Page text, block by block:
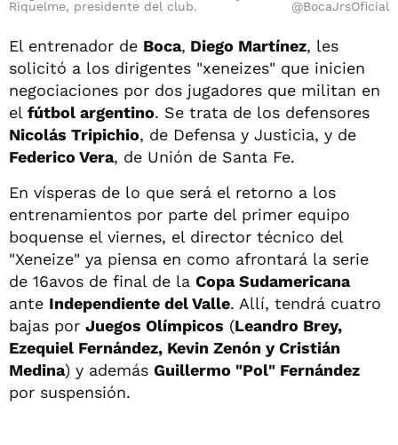
Riquelme, presidente del club.
@BocaJrsOficial
El entrenador de Boca, Diego Martínez, les
solicitó a los dirigentes "xeneizes" que inicien
negociaciones por dos jugadores que militan en
el fútbol argentino. Se trata de los defensores
Nicolás Tripichio, de Defensa y Justicia, y de
Federico Vera, de Unión de Santa Fe.
En vísperas de lo que será el retorno a los
entrenamientos por parte del primer equipo
boquense el viernes, el director técnico del
"Xeneize" ya piensa en como afrontará la serie
de 16avos de final de la Copa Sudamericana
ante Independiente del Valle. Allí, tendrá cuatro
bajas por Juegos Olímpicos (Leandro Brey,
Ezequiel Fernández, Kevin Zenón y Cristián
Medina) y además Guillermo "Pol" Fernández
por suspensión.